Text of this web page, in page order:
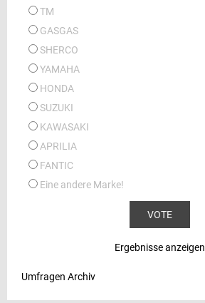
TM
GASGAS
SHERCO
YAMAHA
HONDA
SUZUKI
KAWASAKI
APRILIA
FANTIC
Eine andere Marke!
Ergebnisse anzeigen
Umfragen Archiv